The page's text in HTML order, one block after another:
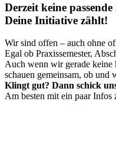
Derzeit keine
Deine Initiative zählt!
Wir sind offen – auch ohne
Egal ob Praxissemester,
Auch wenn wir gerade keine
schauen gemeinsam, ob und
Klingt gut? Dann schick
Am besten mit ein paar Infos